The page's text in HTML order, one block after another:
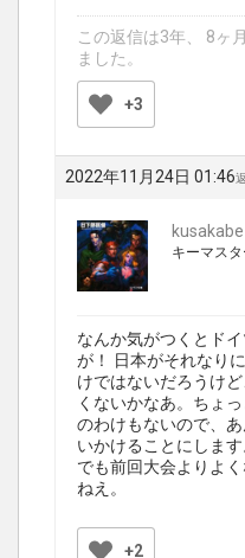
この返信は3年、 8ヶ
ました。
+3
2022年11月24日 01:46
kusakabe
キーマスタ
なんか気がつくとド
が！ 日本がそれなり
けではないだろうけ
くないかなあ。ちょ
のわけもないので、
いかけることにします
でも前回大会よりよ
ねえ。
+2